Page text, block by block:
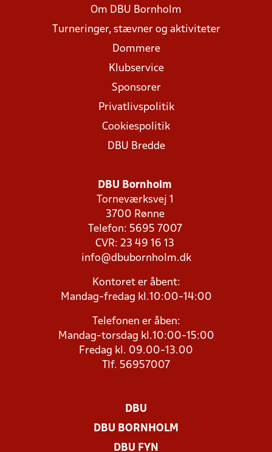
Om DBU Bornholm
Turneringer, stævner og aktiviteter
Dommere
Klubservice
Sponsorer
Privatlivspolitik
Cookiespolitik
DBU Bredde
DBU Bornholm
Torneværksvej 1
3700 Rønne
Telefon: 5695 7007
CVR: 23 49 16 13
info@dbubornholm.dk
Kontoret er åbent:
Mandag-fredag kl.10:00-14:00
Telefonen er åben:
Mandag-torsdag kl.10:00-15:00
Fredag kl. 09.00-13.00
Tlf. 56957007
DBU
DBU BORNHOLM
DBU FYN